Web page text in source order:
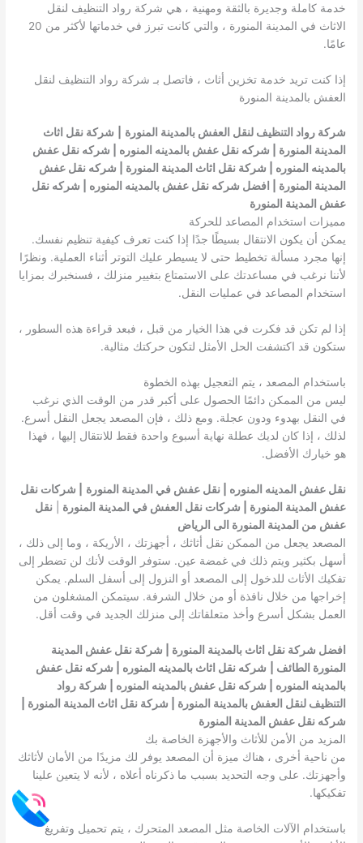
خدمة كاملة وجديرة بالثقة ومهنية ، هي شركة رواد التنظيف لنقل
الاثاث في المدينة المنورة ، والتي كانت تبرز في خدماتها لأكثر من 20
عامًا.
إذا كنت تريد خدمة تخزين أثاث ، فاتصل بـ شركة رواد التنظيف لنقل
العفش بالمدينة المنورة
شركة رواد التنظيف لنقل العفش بالمدينة المنورة
شركة نقل اثاث
المدينة المنورة | شركه نقل عفش بالمدينه المنوره | شركه نقل عفش
بالمدينه المنوره | شركة نقل اثاث المدينة المنورة | شركه نقل عفش
المدينة المنورة | افضل شركه نقل عفش بالمدينه المنوره | شركه نقل
عفش المدينة المنورة
مميزات استخدام المصاعد للحركة
يمكن أن يكون الانتقال بسيطًا جدًا إذا كنت تعرف كيفية تنظيم نفسك.
إنها مجرد مسألة تخطيط حتى لا يسيطر عليك التوتر أثناء العملية. ونظرًا
لأننا نرغب في مساعدتك على الاستمتاع بتغيير منزلك ، فسنخبرك بمزايا
استخدام المصاعد في عمليات النقل.
إذا لم تكن قد فكرت في هذا الخيار من قبل ، فبعد قراءة هذه السطور ،
ستكون قد اكتشفت الحل الأمثل لتكون حركتك مثالية.
باستخدام المصعد ، يتم التعجيل بهذه الخطوة
ليس من الممكن دائمًا الحصول على أكبر قدر من الوقت الذي نرغب
في النقل بهدوء ودون عجلة. ومع ذلك ، فإن المصعد يجعل النقل أسرع.
لذلك ، إذا كان لديك عطلة نهاية أسبوع واحدة فقط للانتقال إليها ، فهذا
هو خيارك الأفضل.
نقل عفش المدينه المنوره | نقل عفش في المدينة المنورة
| شركات نقل
عفش المدينة المنورة | شركات نقل العفش في المدينة المنورة |نقل
عفش من المدينة المنورة الى الرياض
المصعد يجعل من الممكن نقل أثاثك ، أجهزتك ، الأريكة ، وما إلى ذلك ،
أسهل بكثير ويتم ذلك في غمضة عين. ستوفر الوقت لأنك لن تضطر إلى
تفكيك الأثاث للدخول إلى المصعد أو النزول إلى أسفل السلم. يمكن
إخراجها من خلال نافذة أو من خلال الشرفة. سيتمكن المشغلون من
العمل بشكل أسرع وأخذ متعلقاتك إلى منزلك الجديد في وقت أقل.
افضل شركة نقل اثاث بالمدينة المنورة | شركة نقل عفش المدينة
المنورة الطائف |
شركه نقل اثاث بالمدينه المنوره | شركه نقل عفش
بالمدينه المنوره | شركه نقل عفش بالمدينه المنوره | شركة رواد
التنظيف لنقل العفش بالمدينة المنورة | شركة نقل اثاث المدينة المنورة |
شركه نقل عفش المدينة المنورة
المزيد من الأمن للأثاث والأجهزة الخاصة بك
من ناحية أخرى ، هناك ميزة أن المصعد يوفر لك مزيدًا من الأمان لأثاثك
وأجهزتك. على وجه التحديد بسبب ما ذكرناه أعلاه ، لأنه لا يتعين علينا
تفكيكها.
باستخدام الآلات الخاصة مثل المصعد المتحرك ، يتم تحميل وتفريغ